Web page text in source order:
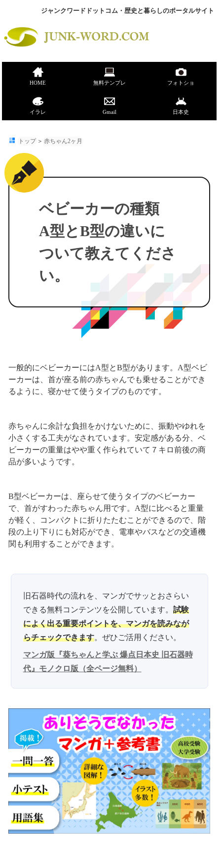
ジャンクワードドットコム・歴史と暮らしのポータルサイト
HOME 無料テンプレ フォトショ
イラレ Gmail 日本史
トップ ＞ 赤ちゃん2ヶ月
ベビーカーの種類
A型とB型の違いに
ついて教えてくださ
い。
一般的にベビーカーにはA型とB型があります。A型ベビ
ーカーは、首が座る前の赤ちゃんでも乗せることができ
るように、寝かせて使うタイプのものです。
赤ちゃんに余計な負担をかけないために、振動やゆれを
小さくする工夫がなされています。安定感がある分、ベ
ビーカーの重量はやや重く作られていて７キロ前後の商
品が多いようです。
B型ベビーカーは、座らせて使うタイプのベビーカー
で、首がすわった赤ちゃん用です。A型に比べると重量
が軽く、コンパクトに折りたたむことができるので、階
段の上り下りにも対応ができ、電車やバスなどの交通機
関も利用することができます。
旧石器時代の流れを、マンガでサッとおさらい
できる無料コンテンツを公開しています。 試験
によく出る重要ポイントを、マンガを読みなが
らチェックできます。ぜひご活用ください。
マンガ版『葵ちゃんと学ぶ 爆点日本史 旧石器時
代』モノクロ版（全ページ無料）